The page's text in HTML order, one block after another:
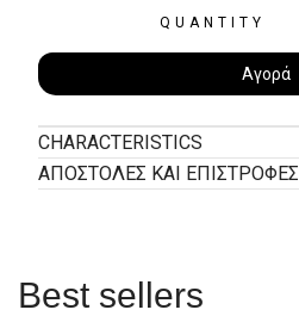
QUANTITY
Αγορά
CHARACTERISTICS
ΑΠΟΣΤΟΛΕΣ ΚΑΙ ΕΠΙΣΤΡΟΦΕΣ
Best sellers